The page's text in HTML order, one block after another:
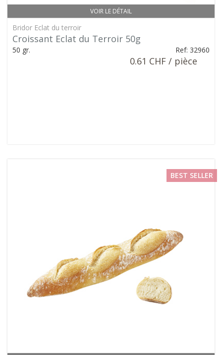
VOIR LE DÉTAIL
Bridor Eclat du terroir
Croissant Eclat du Terroir 50g
50 gr. Ref: 32960
0.61 CHF / pièce
BEST SELLER